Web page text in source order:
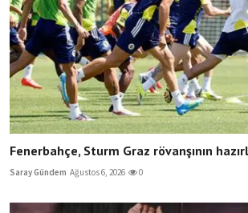
Fenerbahçe, Sturm Graz rövanşının
Saray Gündem Ağustos 6, 2026 0